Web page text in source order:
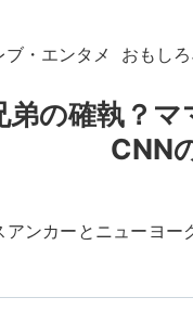
ブ・エンタメ おもし
弟の確執？
CNN
アンカーとニューヨ